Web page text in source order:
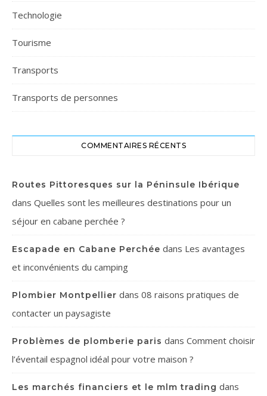
Technologie
Tourisme
Transports
Transports de personnes
COMMENTAIRES RÉCENTS
Routes Pittoresques sur la Péninsule Ibérique
dans Quelles sont les meilleures destinations pour un
séjour en cabane perchée ?
Escapade en Cabane Perchée dans Les avantages
et inconvénients du camping
Plombier Montpellier dans 08 raisons pratiques de
contacter un paysagiste
Problèmes de plomberie paris dans Comment choisir
l’éventail espagnol idéal pour votre maison ?
Les marchés financiers et le mlm trading dans